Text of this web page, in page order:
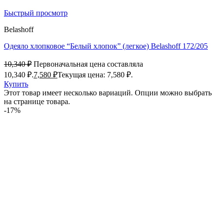
Быстрый просмотр
Belashoff
Одеяло хлопковое “Белый хлопок” (легкое) Belashoff 172/205
10,340₽ Первоначальная цена составляла
10,340 ₽.7,580 ₽Текущая цена: 7,580 ₽.
Купить
Этот товар имеет несколько вариаций. Опции можно выбрать
на странице товара.
-17%